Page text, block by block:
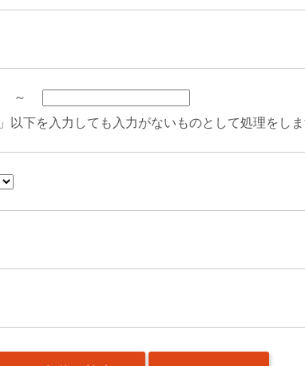
～
以下を入力しても入力がないものとして処理をし